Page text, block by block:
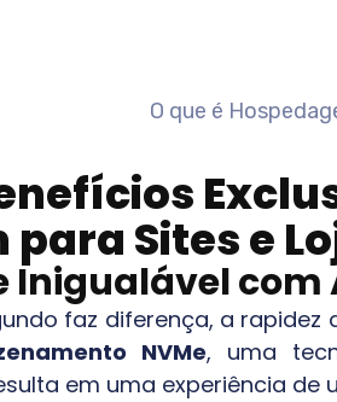
Sites e
Inigualável com
faz diferença, a
NVMe, uma
em uma experiência